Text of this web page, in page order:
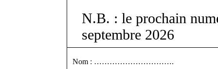
N.B. : le prochain
septembre 2026
Nom : ………………………….